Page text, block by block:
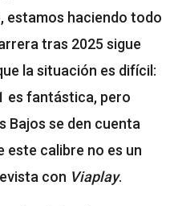
estamos haciendo todo
tras 2025 sigue
la situación es difícil:
es fantástica, pero
Bajos se den cuenta
este calibre no es un
con Viaplay.